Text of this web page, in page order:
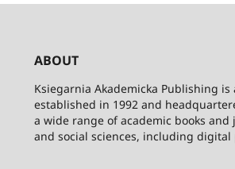
ABOUT
Ksiegarnia Akademicka Publishing
established in 1992 and
a wide range of academic books
and social sciences, including